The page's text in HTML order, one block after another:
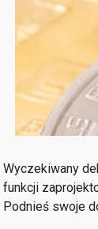
Wyczekiwany
funkcji
Podnieś swoje